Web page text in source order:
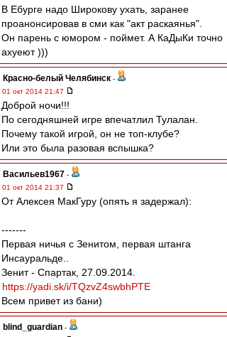
В Ебурге надо Широкову ухать, заранее
проанонсировав в сми как "акт раскаянья".
Он парень с юмором - поймет. А КаДыКи точно
ахуеют )))
Красно-белый Челябинск -
01 окт 2014 21:47
Доброй ночи!!!
По сегодняшней игре впечатлил Тулалан.
Почему такой игрой, он не топ-клубе?
Или это была разовая вспышка?
Васильев1967 -
01 окт 2014 21:37
От Алексея МакГуру (опять я задержал):
-------
Первая ничья с Зенитом, первая штанга
Инсауральде..
Зенит - Спартак, 27.09.2014.
https://yadi.sk/i/TQzvZ4swbhPTE
Всем привет из бани)
blind_guardian -